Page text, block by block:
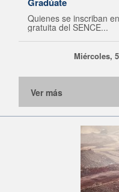
Quienes se inscriban
gratuita del SENCE...
Miércoles,
Ver más